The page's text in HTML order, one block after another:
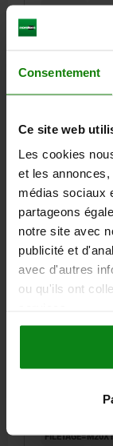
Consentement
Ce site web
Les cookies
et les
médias sociaux
partageons
notre site avec
publicité et
avec d'autres
ou qu'ils ont
FORME=C
TYPE DE
D2=33
L1=28
Référence:
54,57 €
hors frais d’envoi
03089 C
DOIGT
TRAITÉE,